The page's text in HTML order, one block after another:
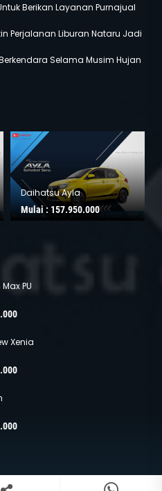
+62817323311
Berikan Layanan Purnajual
Perjalanan Liburan Nataru Jadi
Selama Musim Hujan
Daihatsu Ayla
Mulai : 157.950.000
PU
Xenia